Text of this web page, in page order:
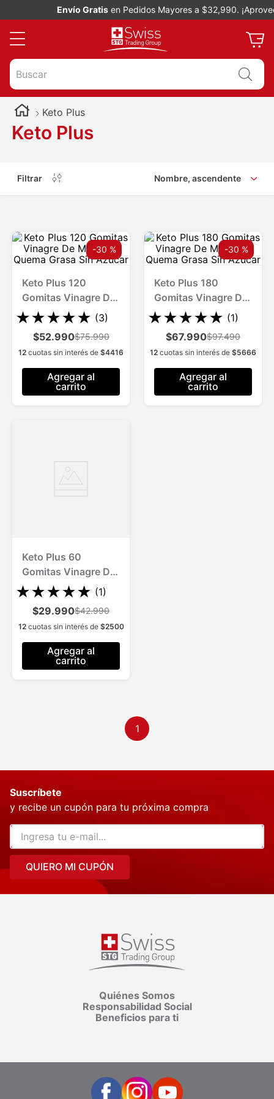
Envío Gratisen Pedidos Mayores a $32,990.
Buscar
Keto Plus
Keto Plus
Filtrar Nombre, ascendente
-30 %
Keto Plus 120
Gomitas Vinagre De
Manzana Quema
Grasa Sin Azúcar
★★★★★ (3)
$52.990$75.990
12 cuotas sin interés de $4416
Agregar al
carrito
-30 %
Keto Plus 180
Gomitas Vinagre De
Manzana Quema
Grasa Sin Azúcar
★★★★★ (1)
$67.990$97.490
12 cuotas sin interés de $5666
Agregar al
carrito
Keto Plus 60
Gomitas Vinagre De
Manzana Quema
Grasa Sin Azúcar
★★★★★ (1)
$29.990$42.990
12cuotas sin interés de $2500
Agregar al
carrito
1
Suscríbete
y recibe un cupón para tu próxima compra
QUIERO MI CUPÓN
Quiénes Somos
Responsabilidad Social
Beneficios para ti